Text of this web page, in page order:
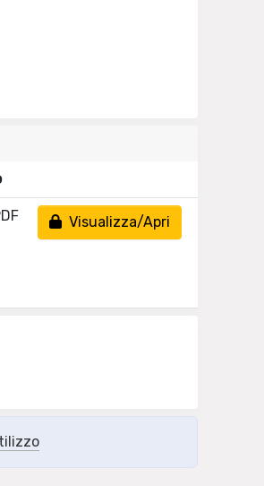
Visualizza/Apri